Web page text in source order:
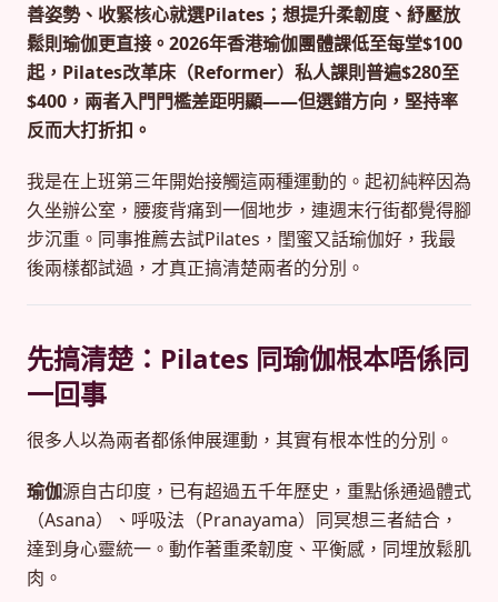
善姿勢、收緊核心就選Pilates；想提升柔韌度、紓壓放
鬆則瑜伽更直接。2026年香港瑜伽團體課低至每堂$100
起，Pilates改革床（Reformer）私人課則普遍$280至
$400，兩者入門門檻差距明顯——但選錯方向，堅持率
反而大打折扣。
我是在上班第三年開始接觸這兩種運動的。起初純粹因為
久坐辦公室，腰痠背痛到一個地步，連週末行街都覺得腳
步沉重。同事推薦去試Pilates，閨蜜又話瑜伽好，我最
後兩樣都試過，才真正搞清楚兩者的分別。
先搞清楚：Pilates 同瑜伽根本唔係同
一回事
很多人以為兩者都係伸展運動，其實有根本性的分別。
瑜伽源自古印度，已有超過五千年歷史，重點係通過體式
（Asana）、呼吸法（Pranayama）同冥想三者結合，
達到身心靈統一。動作著重柔韌度、平衡感，同埋放鬆肌
肉。